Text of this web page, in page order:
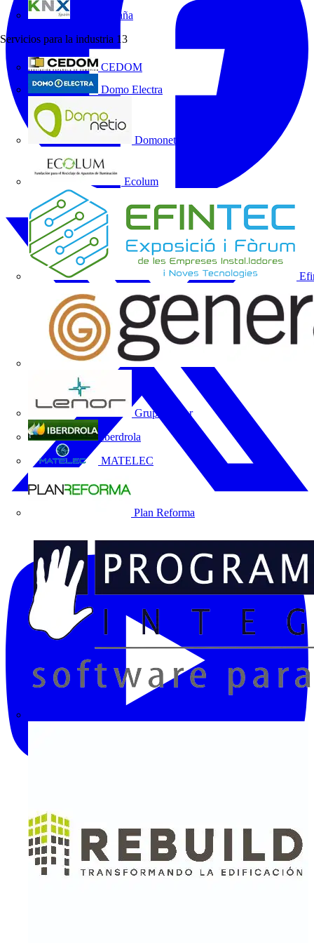
KNX España
Servicios para la industria 13
CEDOM
Domo Electra
Domonetio
Ecolum
Grupo Lenor
Iberdrola
MATELEC
Plan Reforma